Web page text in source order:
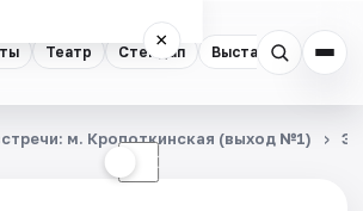
Театр Стендап Выставки
×
☾
м. Кропоткинская (выход №1)